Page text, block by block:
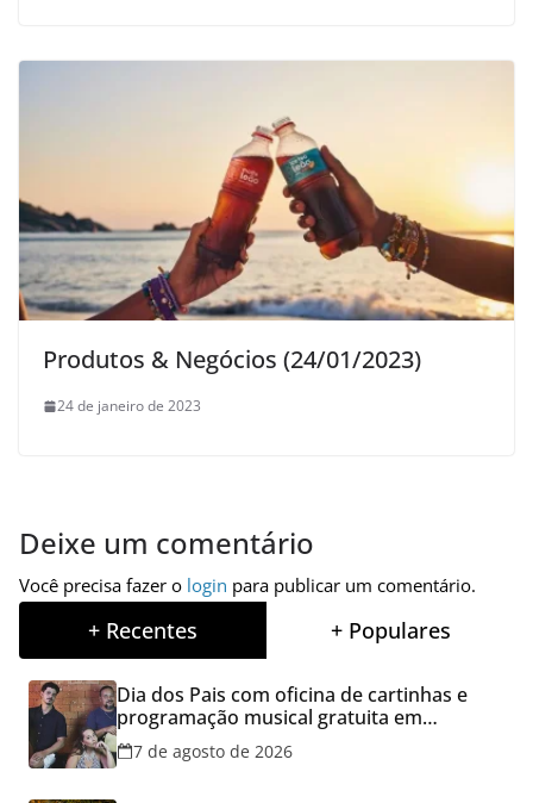
Produtos & Negócios (24/01/2023)
24 de janeiro de 2023
Deixe um comentário
Você precisa fazer o login para publicar um comentário.
+ Recentes + Populares
Dia dos Pais com oficina de cartinhas e
programação musical gratuita em
Aparecida de Goiânia
7 de agosto de 2026